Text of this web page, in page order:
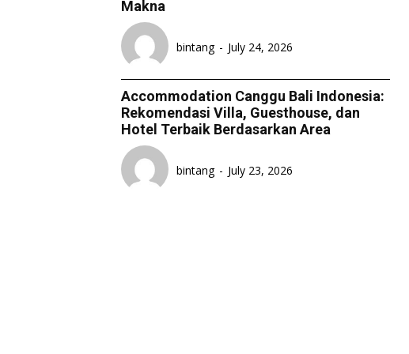
Makna
bintang - July 24, 2026
Accommodation Canggu Bali Indonesia:
Rekomendasi Villa, Guesthouse, dan
Hotel Terbaik Berdasarkan Area
bintang - July 23, 2026